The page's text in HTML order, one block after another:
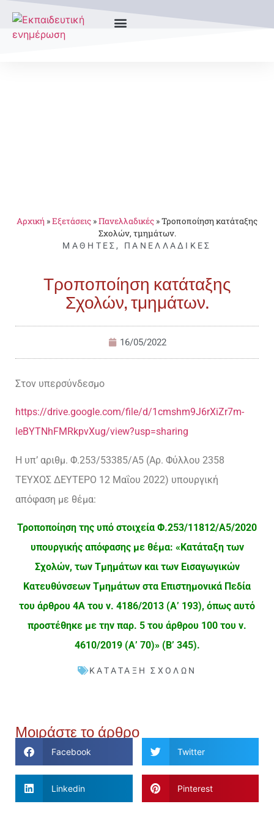
Αρχική »Εξετάσεις »Πανελλαδικές »Τροποποίηση κατάταξης
Σχολών, τμημάτων.
ΜΑΘΗΤΈΣ , ΠΑΝΕΛΛΑΔΙΚΈΣ
Τροποποίηση κατάταξης
Σχολών, τμημάτων.
16/05/2022
Στον υπερσύνδεσμο
https://drive.google.com/file/d/1cmshm9J6rXiZr7m-
leBYTNhFMRkpvXug/view?usp=sharing
Η υπ’ αριθμ. Φ.253/53385/Α5 (Αρ. Φύλλου 2358
ΤΕΥΧΟΣ ΔΕΥΤΕΡΟ 12 Μαΐου 2022) υπουργική
απόφαση με θέμα:
Τροποποίηση της υπό στοιχεία Φ.253/11812/Α5/2020
υπουργικής απόφασης με θέμα: «Κατάταξη των
Σχολών, των Τμημάτων και των Εισαγωγικών
Κατευθύνσεων Τμημάτων στα Επιστημονικά Πεδία
του άρθρου 4Α του ν. 4186/2013 (Α’ 193), όπως αυτό
προστέθηκε με την παρ. 5 του άρθρου 100 του ν.
4610/2019 (Α’ 70)» (Β’ 345).
ΚΑΤΆΤΑΞΗ ΣΧΟΛΏΝ
Μοιράστε το άρθρο
Facebook Twitter
Linkedin Pinterest